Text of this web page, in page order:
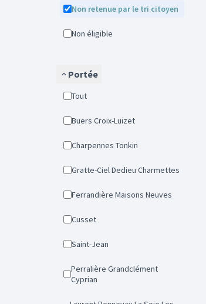
Non retenue par le tri citoyen
Non éligible
Portée
Tout
Buers Croix-Luizet
Charpennes Tonkin
Gratte-Ciel Dedieu Charmettes
Ferrandière Maisons Neuves
Cusset
Saint-Jean
Perralière Grandclément
Cyprian